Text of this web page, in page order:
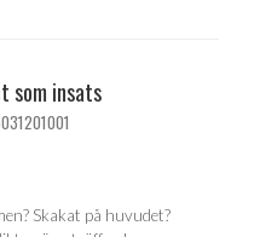
som insats
Skakat på huvudet?